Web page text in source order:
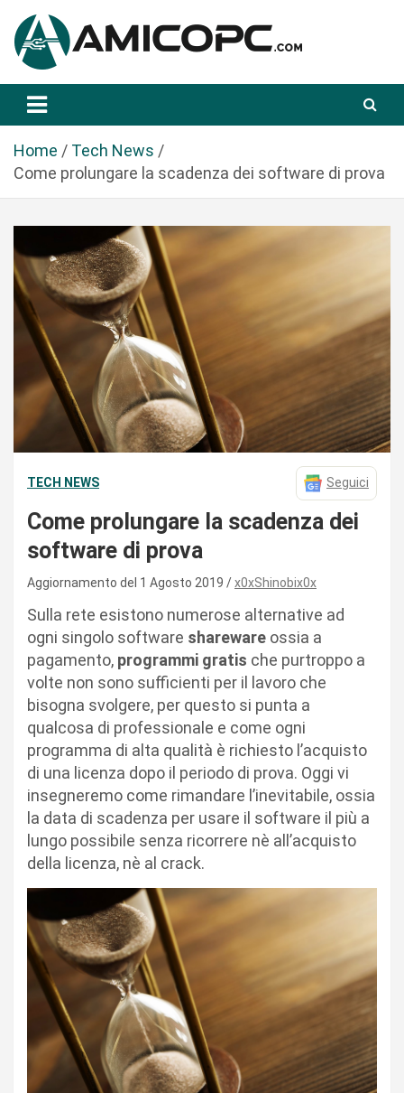
a
Amicopc.com
Home
Tech News
Come prolungare la scadenza dei software di prova
TECH NEWS Seguici
Come prolungare la scadenza dei
software di prova
Aggiornamento del 1 Agosto 2019 x0xShinobix0x
Sulla rete esistono numerose alternative ad
ogni singolo software shareware ossia a
pagamento, programmi gratis che purtroppo a
volte non sono sufficienti per il lavoro che
bisogna svolgere, per questo si punta a
qualcosa di professionale e come ogni
programma di alta qualità è richiesto l’acquisto
di una licenza dopo il periodo di prova. Oggi vi
insegneremo come rimandare l’inevitabile, ossia
la data di scadenza per usare il software il più a
lungo possibile senza ricorrere nè all’acquisto
della licenza, nè al crack.